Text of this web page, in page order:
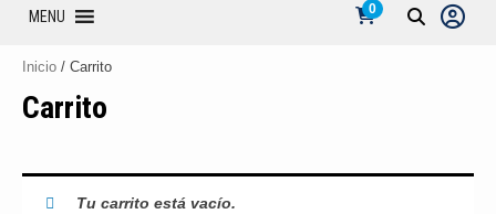
MENU 0
Inicio / Carrito
Carrito
Tu carrito está vacío.